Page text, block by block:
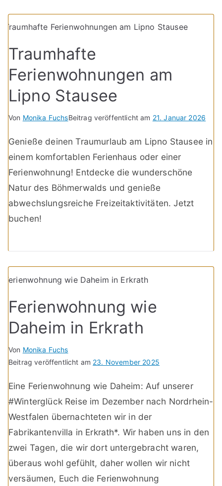
Traumhafte
Ferienwohnungen am
Lipno Stausee
Von Monika FuchsBeitrag veröffentlicht am 21. Januar 2026
Genieße deinen Traumurlaub am Lipno Stausee in
einem komfortablen Ferienhaus oder einer
Ferienwohnung! Entdecke die wunderschöne
Natur des Böhmerwalds und genieße
abwechslungsreiche Freizeitaktivitäten. Jetzt
buchen!
Ferienwohnung wie
Daheim in Erkrath
Von Monika Fuchs
Beitrag veröffentlicht am 23. November 2025
Eine Ferienwohnung wie Daheim: Auf unserer
#Winterglück Reise im Dezember nach Nordrhein-
Westfalen übernachteten wir in der
Fabrikantenvilla in Erkrath*. Wir haben uns in den
zwei Tagen, die wir dort untergebracht waren,
überaus wohl gefühlt, daher wollen wir nicht
versäumen, Euch die Ferienwohnung